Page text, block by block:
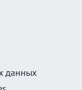
данных